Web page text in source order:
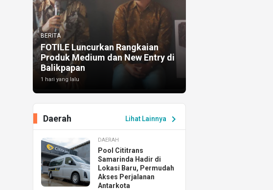
BERITA
FOTILE Luncurkan Rangkaian
Produk Medium dan New Entry di
Balikpapan
1 hari yang lalu
Lihat Lainnya chevron_right
Daerah
DAERAH
Pool Cititrans
Samarinda Hadir di
Lokasi Baru, Permudah
Akses Perjalanan
Antarkota